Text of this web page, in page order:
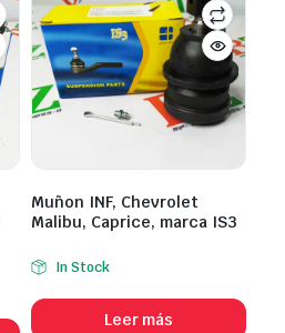
Muñon INF, Chevrolet
Malibu, Caprice, marca IS3
In Stock
Leer más